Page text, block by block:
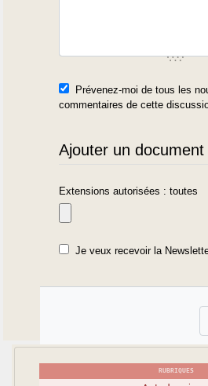
Prévenez-moi de tous les
commentaires de cette
Ajouter un document
Extensions autorisées : toutes
Je veux recevoir la
RUBRIQUES